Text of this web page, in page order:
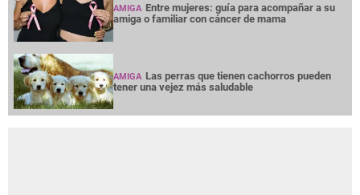
AMIGA Entre mujeres: guía para acompañar a su
amiga o familiar con cáncer de mama
AMIGA Las perras que tienen cachorros pueden
tener una vejez más saludable